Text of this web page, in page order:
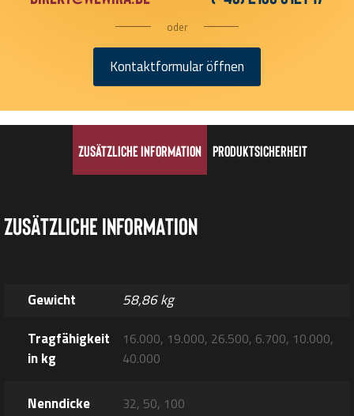
oder
Kontaktformular öffnen
Zusätzliche Information Produktsicherheit
Zusätzliche Information
Gewicht
58,86 kg
Tragfähigkeit
in kg
16.000, 19.000, 26.500, 6.700, 10.000,
40.000
Nenndicke 32, 50, 100